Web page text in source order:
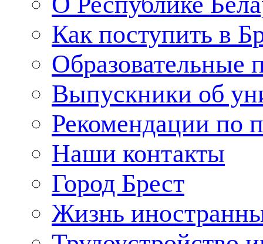
Как поступить в
Образовательные
Выпускники об
Рекомендации по
Наши контакты
Город Брест
Жизнь